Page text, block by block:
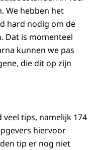
We hebben het
hard nodig om de
Dat is momenteel
kunnen we pas
die dit op zijn
tips, namelijk 174
hiervoor
tip er nog niet